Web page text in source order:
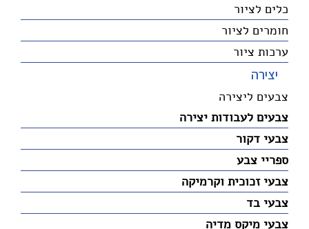
כלים לציור
חומרים לציור
ערכות ציור
יצירה
צבעים ליצירה
צבעים לעבודות יצירה
צבעי דקור
ספריי צבע
צבעי זכוכית וקרמיקה
צבעי בד
צבעי מיקס מדיה